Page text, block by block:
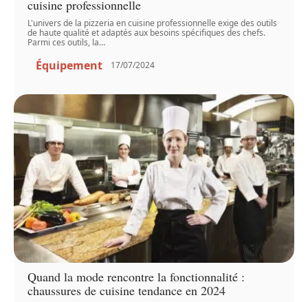
cuisine professionnelle
L'univers de la pizzeria en cuisine professionnelle exige des outils
de haute qualité et adaptés aux besoins spécifiques des chefs.
Parmi ces outils, la…
Équipement 17/07/2024
Quand la mode rencontre la fonctionnalité :
chaussures de cuisine tendance en 2024